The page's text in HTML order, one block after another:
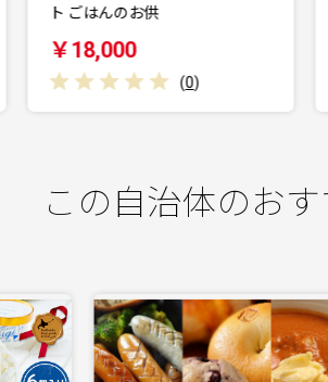
ト ごはんのお供
￥18,000
0)
「
この自治体のお